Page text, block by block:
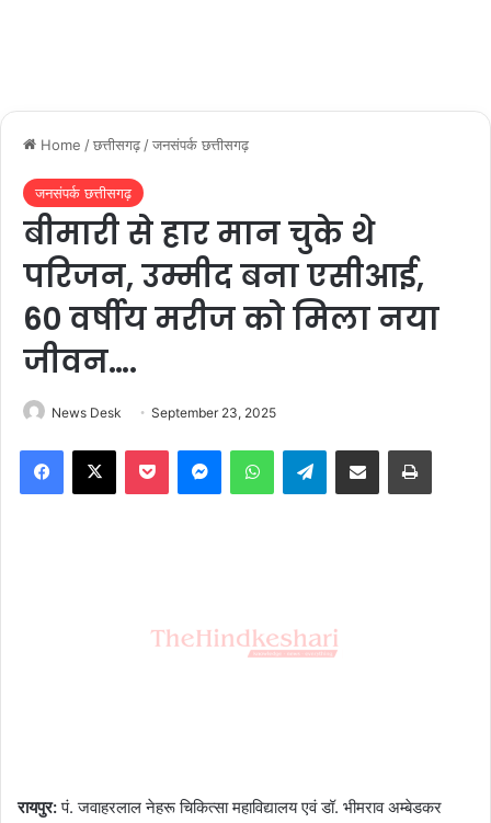
Home /छत्तीसगढ़ /जनसंपर्क छत्तीसगढ़
जनसंपर्क छत्तीसगढ़
बीमारी से हार मान चुके थे
परिजन, उम्मीद बना एसीआई,
60 वर्षीय मरीज को मिला नया
जीवन….
News Desk September 23, 2025
Telegram
रायपुर:पं. जवाहरलाल नेहरू चिकित्सा महाविद्यालय एवं डॉ. भीमराव अम्बेडकर